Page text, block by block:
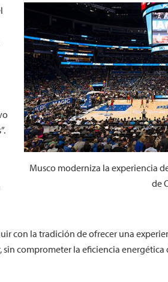
Musco moderniza la experiencia
de
con la tradición de ofrecer una
comprometer la eficiencia energética